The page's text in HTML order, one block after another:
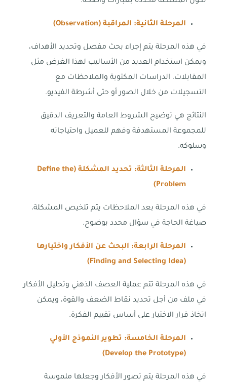
المرحلة الثانية: المراقبة(Observation)
في هذه المرحلة يتم إجراء بحث مفصل وتحديد الأهداف،
ويمكن استخدام العديد من الأساليب لهذا الغرض مثل
المقابلات، الدراسات المكتوبة والملاحظات مع
التسجيلات من خلال الصور أو حتى أشرطة الفيديو.
النتائج هي توضيح الشروط العامة والتعريف الدقيق
للمجموعة المستهدفة وفهم للعميل واحتياجاته
وسلوكه.
المرحلة الثالثة: تحديد المشكلة (Define the
Problem)
في هذه المرحلة بعد الملاحظات يتم تلخيص المشكلة،
صياغة الحاجة في سؤال محدد بوضوح.
المرحلة الرابعة: البحث عن الأفكار واختيارها
(Finding and Selecting Idea)
في هذه المرحلة تتم عملية العصف الذهني وتحليل الأفكار
في ملف من أجل تحديد نقاط الضعف والقوة، ويمكن
اتخاذ قرار الاختيار على أساس تقييم الفكرة.
المرحلة الخامسة: تطوير النموذج الأولي
(Develop the Prototype)
في هذه المرحلة يتم تصور الأفكار وجعلها ملموسة